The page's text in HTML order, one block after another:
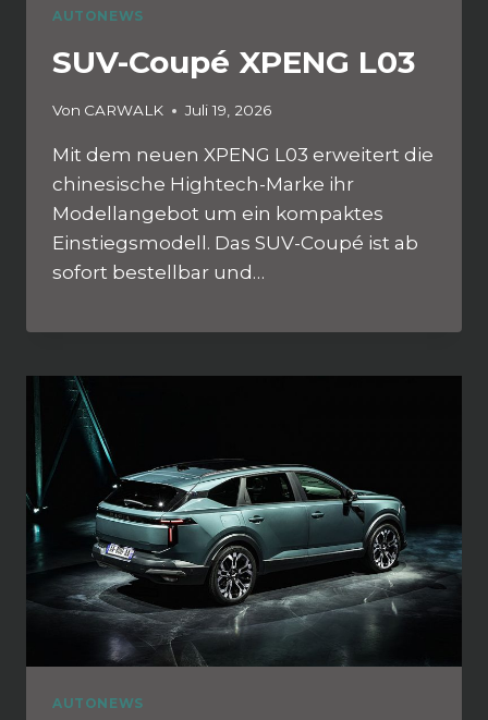
AUTONEWS
SUV-Coupé XPENG L03
Von CARWALK Juli 19, 2026
Mit dem neuen XPENG L03 erweitert die
chinesische Hightech-Marke ihr
Modellangebot um ein kompaktes
Einstiegsmodell. Das SUV-Coupé ist ab
sofort bestellbar und…
AUTONEWS